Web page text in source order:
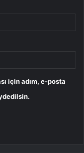
için adım, e-posta